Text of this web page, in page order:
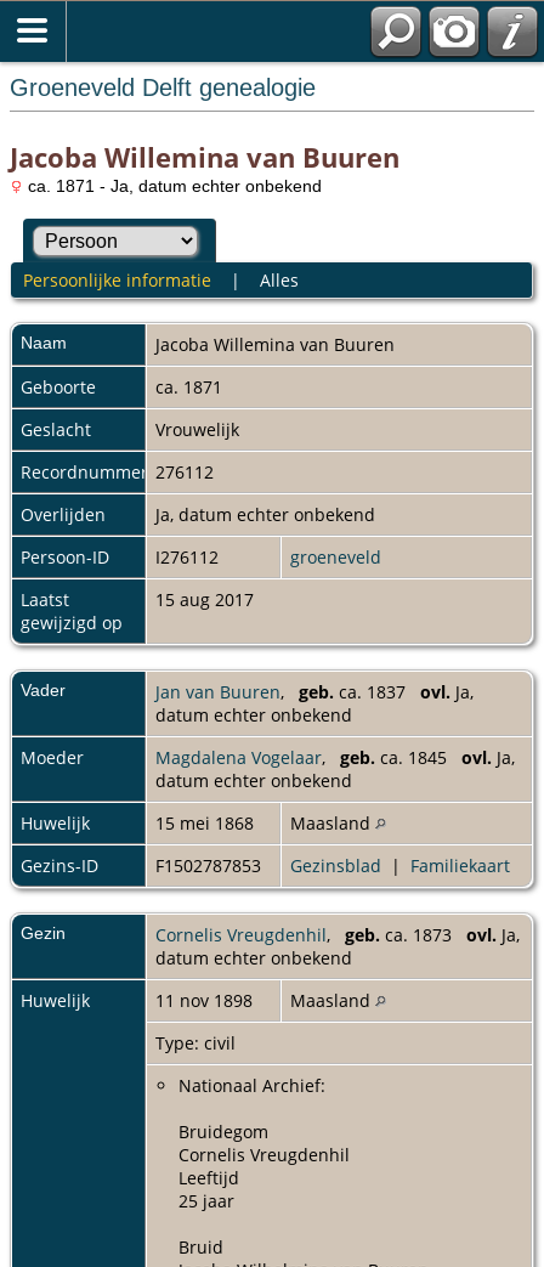
Groeneveld Delft genealogie
Jacoba Willemina van Buuren
ca. 1871 - Ja, datum echter onbekend
Persoonlijke informatie| Alles
Naam Jacoba Willemina van Buuren
Geboorte
ca. 1871
Geslacht
Vrouwelijk
Recordnummer 276112
Overlijden
Ja, datum echter onbekend
Persoon-ID
I276112
groeneveld
Laatst
gewijzigd op
15 aug 2017
Vader Jan van Buuren, geb. ca. 1837 ovl. Ja,
datum echter onbekend
Moeder
Magdalena Vogelaar, geb. ca. 1845 ovl. Ja,
datum echter onbekend
Huwelijk
15 mei 1868
Maasland
Gezins-ID
F1502787853 Gezinsblad | Familiekaart
Gezin Cornelis Vreugdenhil, geb. ca. 1873 ovl. Ja,
datum echter onbekend
Huwelijk
11 nov 1898
Maasland
Type: civil
Nationaal Archief:
Bruidegom
Cornelis Vreugdenhil
Leeftijd
25 jaar
Bruid